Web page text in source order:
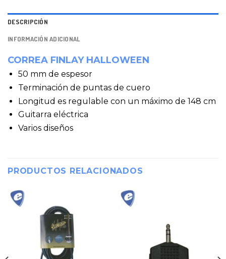
DESCRIPCIÓN
INFORMACIÓN ADICIONAL
CORREA FINLAY HALLOWEEN
50 mm de espesor
Terminación de puntas de cuero
Longitud es regulable con un máximo de 148 cm
Guitarra eléctrica
Varios diseños
PRODUCTOS RELACIONADOS